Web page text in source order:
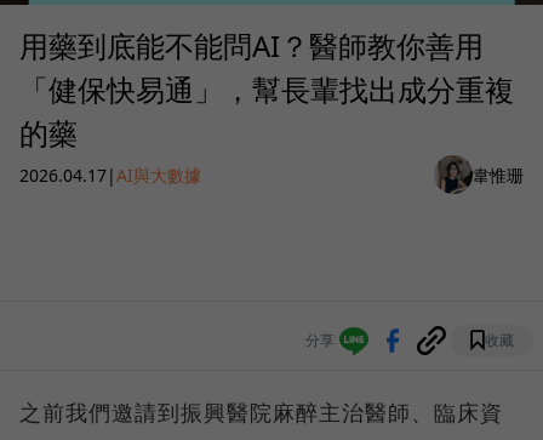
用藥到底能不能問AI？醫師教你善用
「健保快易通」，幫長輩找出成分重複
的藥
2026.04.17|AI與大數據 韋惟珊
分享 收藏
之前我們邀請到振興醫院麻醉主治醫師、臨床資